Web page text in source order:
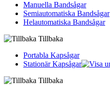
Manuella Bandsågar
Semiautomatiska Bandsågar
Helautomatiska Bandsågar
Tillbaka
Portabla Kapsågar
Stationär Kapsågar
Tillbaka